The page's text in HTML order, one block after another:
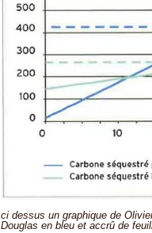
ci dessus un graphique de
Douglas en bleu et accrû de